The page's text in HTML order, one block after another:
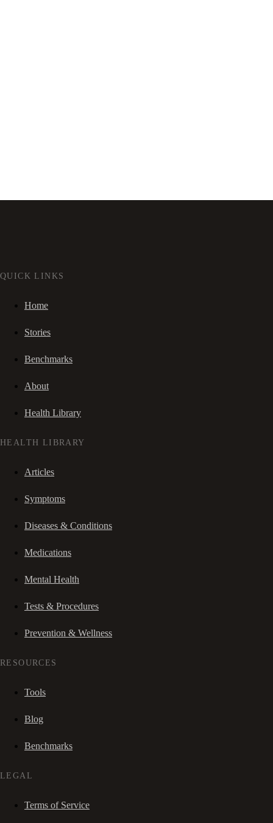
QUICK LINKS
Home
Stories
Benchmarks
About
Health Library
HEALTH LIBRARY
Articles
Symptoms
Diseases & Conditions
Medications
Mental Health
Tests & Procedures
Prevention & Wellness
RESOURCES
Tools
Blog
Benchmarks
LEGAL
Terms of Service